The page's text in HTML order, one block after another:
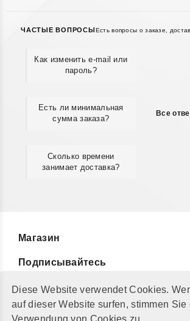
Diese Website verwendet Cookies.
auf dieser Website surfen, stimmen Sie
Verwendung von Cookies zu.
ЧАСТЫЕ ВОПРОСЫ Есть вопросы о заказе,
Как изменить e-mail или
пароль?
Есть ли минимальная
сумма заказа?
Сколько времени
занимает доставка?
Все
Магазин
Подписывайтесь
Информируем Вас
Дополнительно